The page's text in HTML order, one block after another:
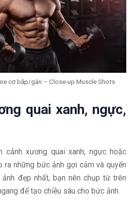
cơ bắp/gân – Close-up Muscle Shots
quai xanh, ngực,
cảnh xương quai xanh, ngực hoặc
ra những bức ảnh gợi cảm và quyến
đẹp nhất, bạn nên chụp từ trên
để tạo chiều sâu cho bức ảnh.